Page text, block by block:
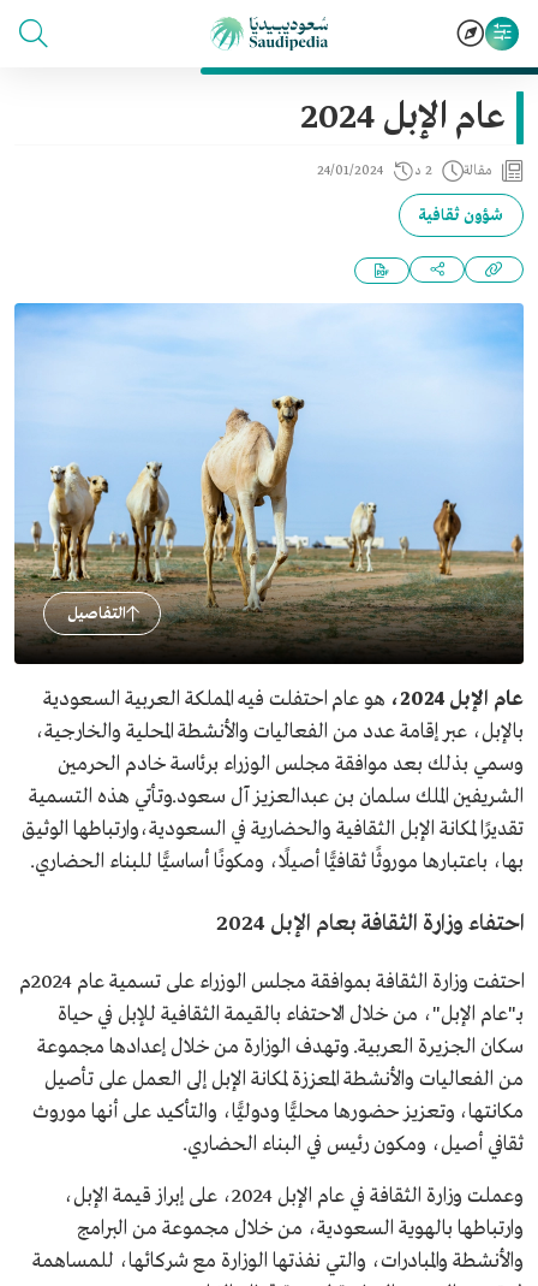
عام الإبل 2024
مقالة 2 د 24/01/2024
شؤون ثقافية
التفاصيل
عام الإبل 2024،
هو عام احتفلت فيه المملكة العربية السعودية
بالإبل، عبر إقامة عدد من الفعاليات والأنشطة المحلية والخارجية،
وسمي بذلك بعد موافقة مجلس الوزراء برئاسة خادم الحرمين
الشريفين الملك سلمان بن عبدالعزيز آل سعود.وتأتي هذه التسمية
تقديرًا لمكانة الإبل الثقافية والحضارية في السعودية،وارتباطها الوثيق
بها، باعتبارها موروثًا ثقافيًّا أصيلًا، ومكونًا أساسيًّا للبناء الحضاري.
احتفاء وزارة الثقافة بعام الإبل 2024
احتفت وزارة الثقافة بموافقة مجلس الوزراء على تسمية عام 2024م
بـ"عام الإبل"، من خلال الاحتفاء بالقيمة الثقافية للإبل في حياة
سكان الجزيرة العربية. وتهدف الوزارة من خلال إعدادها مجموعة
من الفعاليات والأنشطة المعززة لمكانة الإبل إلى العمل على تأصيل
مكانتها، وتعزيز حضورها محليًّا ودوليًّا، والتأكيد على أنها موروث
ثقافي أصيل، ومكون رئيس في البناء الحضاري.
وعملت وزارة الثقافة في عام الإبل 2024، على إبراز قيمة الإبل،
وارتباطها بالهوية السعودية، من خلال مجموعة من البرامج
والأنشطة والمبادرات، والتي نفذتها الوزارة مع شركائها، للمساهمة